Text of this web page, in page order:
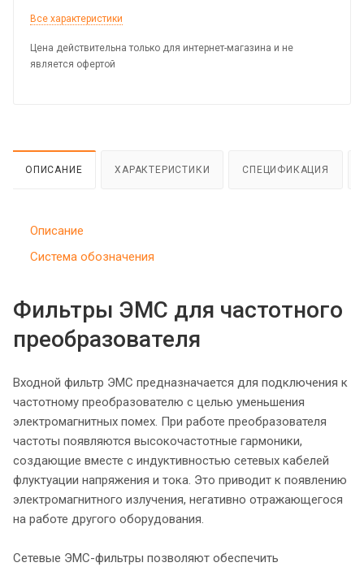
Все характеристики
Цена действительна только для интернет-магазина и не
является офертой
ОПИСАНИЕ ХАРАКТЕРИСТИКИ СПЕЦИФИКАЦИЯ
Описание
Система обозначения
Фильтры ЭМС для частотного
преобразователя
Входной фильтр ЭМС предназначается для подключения к
частотному преобразователю с целью уменьшения
электромагнитных помех. При работе преобразователя
частоты появляются высокочастотные гармоники,
создающие вместе с индуктивностью сетевых кабелей
флуктуации напряжения и тока. Это приводит к появлению
электромагнитного излучения, негативно отражающегося
на работе другого оборудования.
Сетевые ЭМС-фильтры позволяют обеспечить